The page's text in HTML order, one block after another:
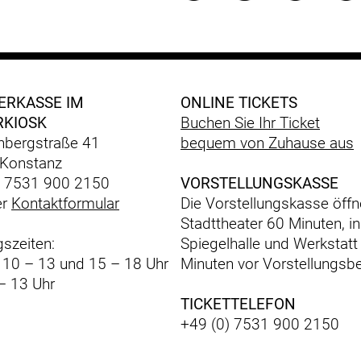
IM
41
7531 900 2150
Kontaktformular
10 – 13 und 15 – 18 Uhr
13 Uhr
ONLINE TICKETS
Buchen Sie Ihr Ticket
bequem von Zuhause aus
VORSTELLUNGSKASSE
Die Vorstellungskasse
Stadttheater 60 Minuten,
Spiegelhalle und
Minuten vor
TICKETTELEFON
+49 (0) 7531 900 2150